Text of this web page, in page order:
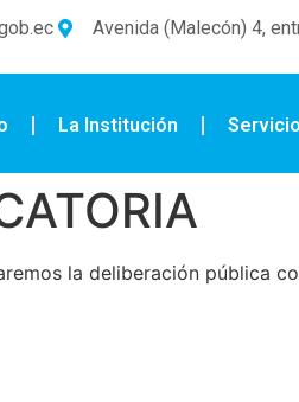
Avenida (Malecón) 4,
La Institución
la deliberación pública